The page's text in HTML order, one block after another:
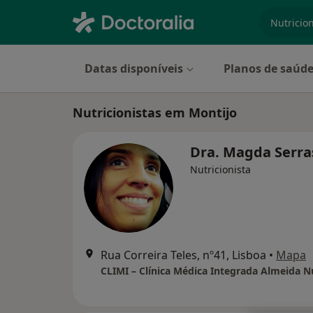
Datas disponíveis Planos de saúde
Nutricionistas em Montijo
Dra. Magda
Nutricionista
Rua Correira Teles, nº41, Lisboa • Mapa
CLIMI – Clínica Médica Integrada Almeida